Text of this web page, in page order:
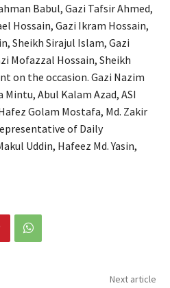
Babul, Gazi Tafsir Ahmed,
Hossain, Gazi Ikram Hossain,
Sheikh Sirajul Islam, Gazi
Mofazzal Hossain, Sheikh
on the occasion. Gazi Nazim
Abul Kalam Azad, ASI
Golam Mostafa, Md. Zakir
of Daily
Uddin, Hafeez Md. Yasin,
Next article